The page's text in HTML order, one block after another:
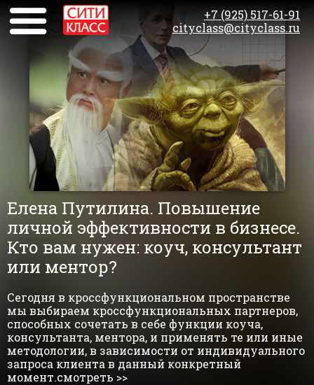
+7 (925) 517-61-91
cityclass@cityclass.ru
Елена Путилина. Повышение
личной эффективности в бизнесе.
Кто вам нужен: коуч, консультант
или ментор?
Сегодня в кроссфункциональном пространстве
мы выбираем кроссфункциональных партнеров,
способных сочетать в себе функции коуча,
консультанта, ментора, и применять те или иные
методологии, в зависимости от индивидуального
запроса клиента в данный конкретный
момент.смотреть >>